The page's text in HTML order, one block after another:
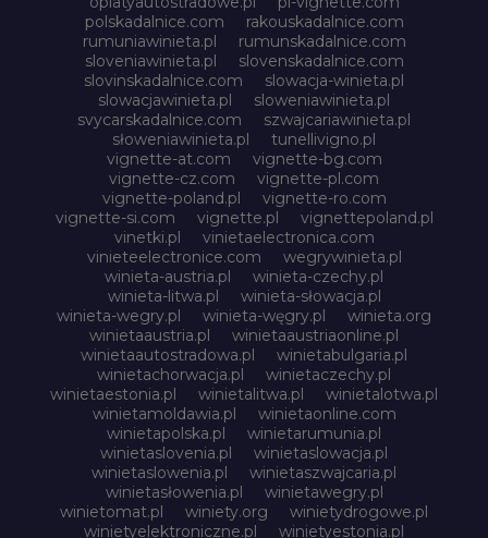
polskadalnice.com
rakouskadalnice.com
rumuniawinieta.pl
rumunskadalnice.com
sloveniawinieta.pl
slovenskadalnice.com
slovinskadalnice.com
slowacja-winieta.pl
slowacjawinieta.pl
sloweniawinieta.pl
svycarskadalnice.com
szwajcariawinieta.pl
słoweniawinieta.pl
tunellivigno.pl
vignette-at.com
vignette-bg.com
vignette-cz.com
vignette-pl.com
vignette-poland.pl
vignette-ro.com
vignette-si.com
vignette.pl
vignettepoland.pl
vinetki.pl
vinietaelectronica.com
vinieteelectronice.com
wegrywinieta.pl
winieta-austria.pl
winieta-czechy.pl
winieta-litwa.pl
winieta-słowacja.pl
winieta-wegry.pl
winieta-węgry.pl
winieta.org
winietaaustria.pl
winietaaustriaonline.pl
winietaautostradowa.pl
winietabulgaria.pl
winietachorwacja.pl
winietaczechy.pl
winietaestonia.pl
winietalitwa.pl
winietalotwa.pl
winietamoldawia.pl
winietaonline.com
winietapolska.pl
winietarumunia.pl
winietaslovenia.pl
winietaslowacja.pl
winietaslowenia.pl
winietaszwajcaria.pl
winietasłowenia.pl
winietawegry.pl
winietomat.pl
winiety.org
winietydrogowe.pl
winietyelektroniczne.pl
winietyestonia.pl